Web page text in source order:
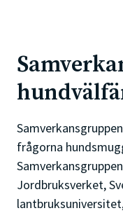
frågorna
Jordbruksverket,